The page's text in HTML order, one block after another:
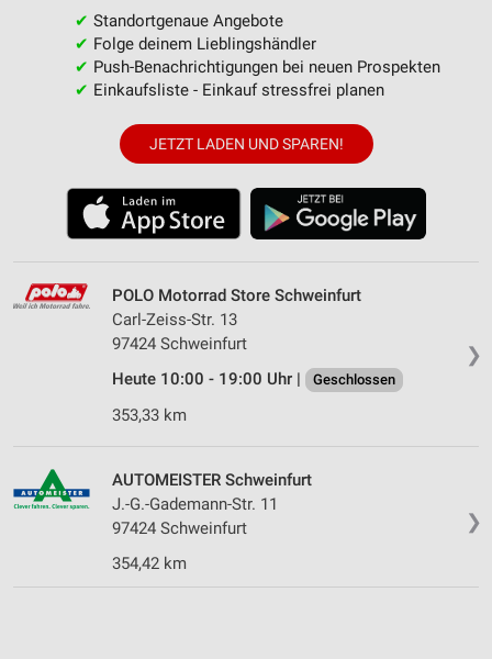
✔ Standortgenaue Angebote
✔ Folge deinem Lieblingshändler
✔ Push-Benachrichtigungen bei neuen Prospekten
✔ Einkaufsliste - Einkauf stressfrei planen
JETZT LADEN UND SPAREN!
❯
POLO Motorrad Store Schweinfurt
Carl-Zeiss-Str. 13
97424 Schweinfurt
Heute 10:00 - 19:00 Uhr |
Geschlossen
353,33 km
❯
AUTOMEISTER Schweinfurt
J.-G.-Gademann-Str. 11
97424 Schweinfurt
354,42 km